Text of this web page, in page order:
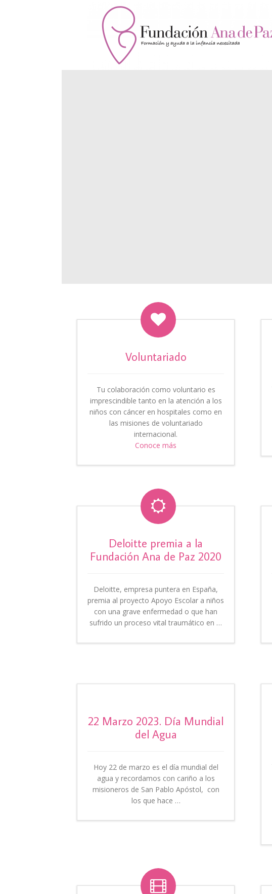

Voluntariado
Tu colaboración como voluntario es
imprescindible tanto en la atención a los
niños con cáncer en hospitales como en
las misiones de voluntariado
internacional.
Conoce más

Deloitte premia a la
Fundación Ana de Paz 2020
Deloitte, empresa puntera en España,
premia al proyecto Apoyo Escolar a niños
con una grave enfermedad o que han
sufrido un proceso vital traumático en …
22 Marzo 2023. Día Mundial
del Agua
Hoy 22 de marzo es el día mundial del
agua y recordamos con cariño a los
misioneros de San Pablo Apóstol, con
los que hace …
